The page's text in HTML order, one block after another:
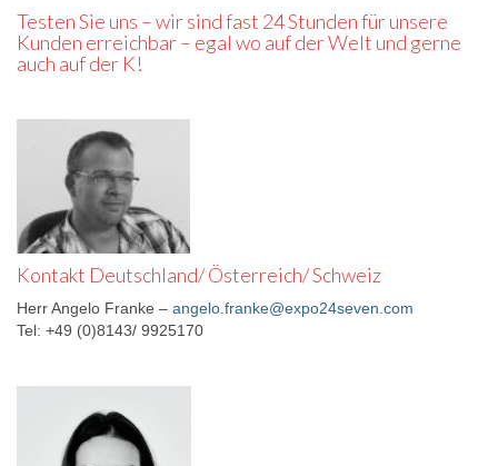
Testen Sie uns – wir sind fast 24 Stunden für unsere
Kunden erreichbar – egal wo auf der Welt und gerne
auch auf der K!
Kontakt Deutschland/ Österreich/ Schweiz
Herr Angelo Franke – angelo.franke@expo24seven.com
Tel: +49 (0)8143/ 9925170